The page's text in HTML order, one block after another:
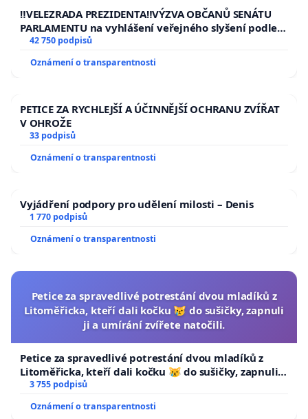
republiky
‼️VELEZRADA PREZIDENTA‼️VÝZVA OBČANŮ SENÁTU
PARLAMENTU na vyhlášení veřejného slyšení podle §
144 jednacího řádu Senátu k návrhu na přijetí
usnesení k podání ústavní žaloby na prezidenta
republiky
42 750 podpisů
Oznámení o transparentnosti
PETICE ZA RYCHLEJŠÍ A ÚČINNĚJŠÍ OCHRANU ZVÍŘAT
V OHROŽE
33 podpisů
Oznámení o transparentnosti
Vyjádření podpory pro udělení milosti – Denis
1 770 podpisů
Oznámení o transparentnosti
Petice za spravedlivé potrestání dvou mladíků z
Litoměřicka, kteří dali kočku 😿 do sušičky, zapnuli
ji a umírání zvířete natočili.
Petice za spravedlivé potrestání dvou mladíků z
Litoměřicka, kteří dali kočku 😿 do sušičky, zapnuli ji
a umírání zvířete natočili.
3 755 podpisů
Oznámení o transparentnosti